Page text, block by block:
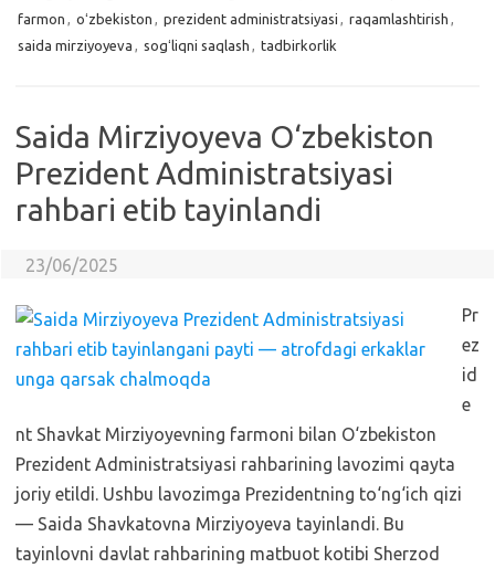
farmon , oʻzbekiston , prezident administratsiyasi , raqamlashtirish ,
saida mirziyoyeva , sogʻliqni saqlash , tadbirkorlik
Saida Mirziyoyeva O‘zbekiston
Prezident Administratsiyasi
rahbari etib tayinlandi
23/06/2025
Pr
ez
id
e
nt Shavkat Mirziyoyevning farmoni bilan O‘zbekiston
Prezident Administratsiyasi rahbarining lavozimi qayta
joriy etildi. Ushbu lavozimga Prezidentning to‘ng‘ich qizi
— Saida Shavkatovna Mirziyoyeva tayinlandi. Bu
tayinlovni davlat rahbarining matbuot kotibi Sherzod